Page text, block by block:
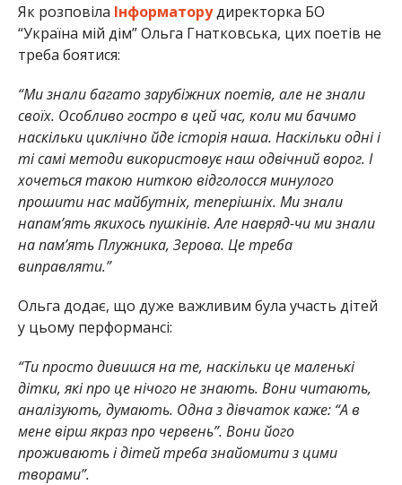
Як розповіла Інформаторудиректорка БО
“Україна мій дім” Ольга Гнатковська, цих поетів не
треба боятися:
“Ми знали багато зарубіжних поетів, але не знали
своїх. Особливо гостро в цей час, коли ми бачимо
наскільки циклічно йде історія наша. Наскільки одні і
ті самі методи використовує наш одвічний ворог. І
хочеться такою ниткою відголосся минулого
прошити нас майбутніх, теперішніх. Ми знали
напам’ять якихось пушкінів. Але навряд-чи ми знали
на пам’ять Плужника, Зерова. Це треба
виправляти.”
Ольга додає, що дуже важливим була участь дітей
у цьому перформансі:
“Ти просто дивишся на те, наскільки це маленькі
дітки, які про це нічого не знають. Вони читають,
аналізують, думають. Одна з дівчаток каже: “А в
мене вірш якраз про червень”. Вони його
проживають і дітей треба знайомити з цими
творами”.